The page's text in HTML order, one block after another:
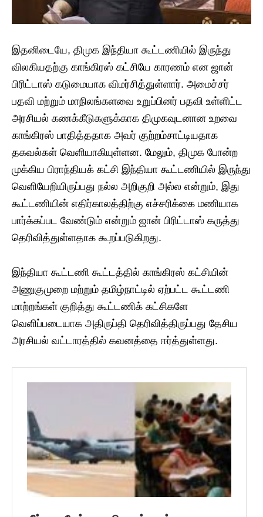
இதனிடையே, திமுக இந்தியா கூட்டணியில் இருந்து
விலகியதற்கு காங்கிரஸ் கட்சியே காரணம் என ஜான்
பிரிட்டாஸ் கடுமையாக விமர்சித்துள்ளார். அமைச்சர்
பதவி மற்றும் மாநிலங்களவை உறுப்பினர் பதவி உள்ளிட்ட
அரசியல் கணக்கீடுகளுக்காக திமுகவுடனான உறவை
காங்கிரஸ் பாதித்ததாக அவர் குற்றம்சாட்டியதாக
தகவல்கள் வெளியாகியுள்ளன. மேலும், திமுக போன்ற
முக்கிய பிராந்தியக் கட்சி இந்தியா கூட்டணியில் இருந்து
வெளியேறியிருப்பது நல்ல அறிகுறி அல்ல என்றும், இது
கூட்டணியின் எதிர்காலத்திற்கு எச்சரிக்கை மணியாக
பார்க்கப்பட வேண்டும் என்றும் ஜான் பிரிட்டாஸ் கருத்து
தெரிவித்துள்ளதாக கூறப்படுகிறது.
இந்தியா கூட்டணி கூட்டத்தில் காங்கிரஸ் கட்சியின்
அணுகுமுறை மற்றும் தமிழ்நாட்டில் ஏற்பட்ட கூட்டணி
மாற்றங்கள் குறித்து கூட்டணிக் கட்சிகளே
வெளிப்படையாக அதிருப்தி தெரிவித்திருப்பது தேசிய
அரசியல் வட்டாரத்தில் கவனத்தை ஈர்த்துள்ளது.